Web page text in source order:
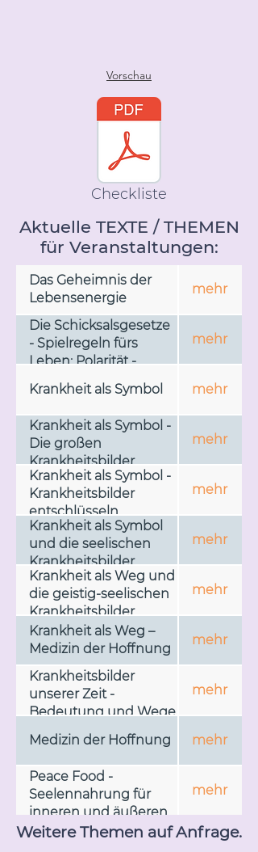
Vorschau
Checkliste
Aktuelle TEXTE / THEMEN
für Veranstaltungen:
Das Geheimnis der
Lebensenergie
mehr
Die Schicksalsgesetze
- Spielregeln fürs
Leben: Polarität -
Resonanz -
Bewusstseinsfelder
mehr
Krankheit als Symbol mehr
Krankheit als Symbol -
Die großen
Krankheitsbilder
unserer Zeit
mehr
Krankheit als Symbol -
Krankheitsbilder
entschlüsseln
mehr
Krankheit als Symbol
und die seelischen
Krankheitsbilder
mehr
Krankheit als Weg und
die geistig-seelischen
Krankheitsbilder
mehr
Krankheit als Weg –
Medizin der Hoffnung
mehr
Krankheitsbilder
unserer Zeit -
Bedeutung und Wege
zur Heilung
mehr
Medizin der Hoffnung mehr
Peace Food -
Seelennahrung für
inneren und äußeren
Frieden
mehr
Weitere Themen auf Anfrage.